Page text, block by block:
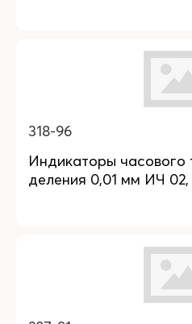
318-96
Индикаторы часового
деления 0,01 мм ИЧ